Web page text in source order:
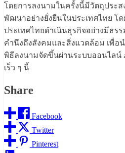
โดยการลงนามในครั้งนี้มีวัตถุประส
พัฒนาอย่างยั่งยืนในประเทศไทย โ
ประเทศไทยดำเนินธุรกิจอย่างมีธร
คำนึงถึงสังคมและสิ่งแวดล้อม เพื่อ
พิธีลงนามจัดขึ้นผ่านระบบออนไลน์
เร็ว ๆ นี้
Share
Facebook
Twitter
Pinterest